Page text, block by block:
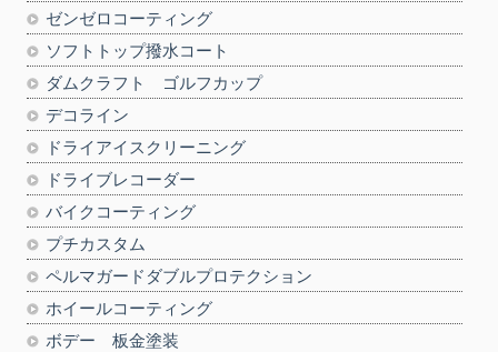
ゼンゼロコーティング
ソフトトップ撥水コート
ダムクラフト ゴルフカップ
デコライン
ドライアイスクリーニング
ドライブレコーダー
バイクコーティング
プチカスタム
ペルマガードダブルプロテクション
ホイールコーティング
ボデー 板金塗装